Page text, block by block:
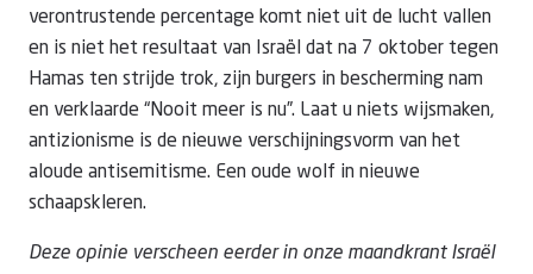
verontrustende percentage komt niet uit de lucht vallen
en is niet het resultaat van Israël dat na 7 oktober tegen
Hamas ten strijde trok, zijn burgers in bescherming nam
en verklaarde “Nooit meer is nu”. Laat u niets wijsmaken,
antizionisme is de nieuwe verschijningsvorm van het
aloude antisemitisme. Een oude wolf in nieuwe
schaapskleren.
Deze opinie verscheen eerder in onze maandkrant Israël